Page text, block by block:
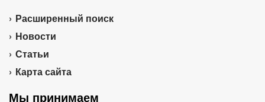
Расширенный поиск
Новости
Статьи
Карта сайта
Мы принимаем